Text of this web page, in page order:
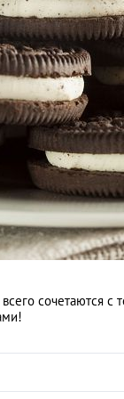
сочетаются с